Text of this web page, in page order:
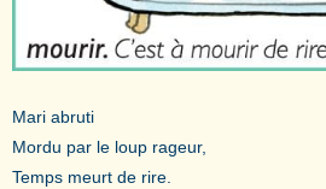
Mari abruti
Mordu par le loup rageur,
Temps meurt de rire.